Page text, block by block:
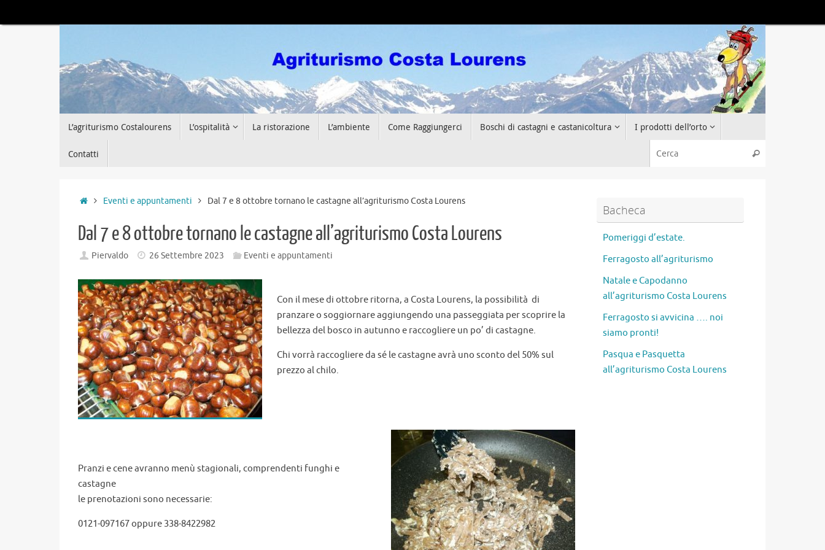
al
L’agriturismo Costalourens L’ospitalità La ristorazione L’ambiente Come Raggiungerci Boschi di castagni e castanicoltura I prodotti dell’orto
Contatti Cerca
HomeEventi e appuntamenti Dal 7 e 8 ottobre tornano le castagne all’agriturismo Costa Lourens
Dal 7 e 8 ottobre tornano le castagne all’agriturismo Costa Lourens
Piervaldo 26 Settembre 2023 Eventi e appuntamenti
Con il mese di ottobre ritorna, a Costa Lourens, la possibilità di
pranzare o soggiornare aggiungendo una passeggiata per scoprire la
bellezza del bosco in autunno e raccogliere un po’ di castagne.
Chi vorrà raccogliere da sé le castagne avrà uno sconto del 50% sul
prezzo al chilo.
Pranzi e cene avranno menù stagionali, comprendenti funghi e
castagne
le prenotazioni sono necessarie:
0121-097167 oppure 338-8422982
Bacheca
Pomeriggi d’estate.
Ferragosto all’agriturismo
Natale e Capodanno
all’agriturismo Costa Lourens
Ferragosto si avvicina …. noi
siamo pronti!
Pasqua e Pasquetta
all’agriturismo Costa Lourens